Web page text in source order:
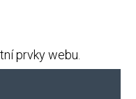
prvky webu.